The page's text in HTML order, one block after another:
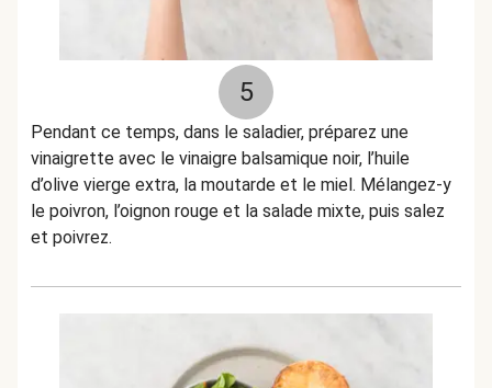
5
Pendant ce temps, dans le saladier, préparez une
vinaigrette avec le vinaigre balsamique noir, l’huile
d’olive vierge extra, la moutarde et le miel. Mélangez-y
le poivron, l’oignon rouge et la salade mixte, puis salez
et poivrez.